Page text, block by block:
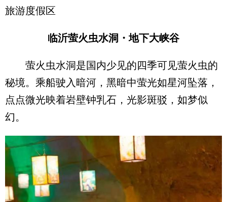
旅游度假区
临沂萤火虫水洞・地下大峡谷
萤火虫水洞是国内少见的四季可见萤火虫的
秘境。乘船驶入暗河，黑暗中萤光如星河坠落，
点点微光映着岩壁钟乳石，光影斑驳，如梦似
幻。